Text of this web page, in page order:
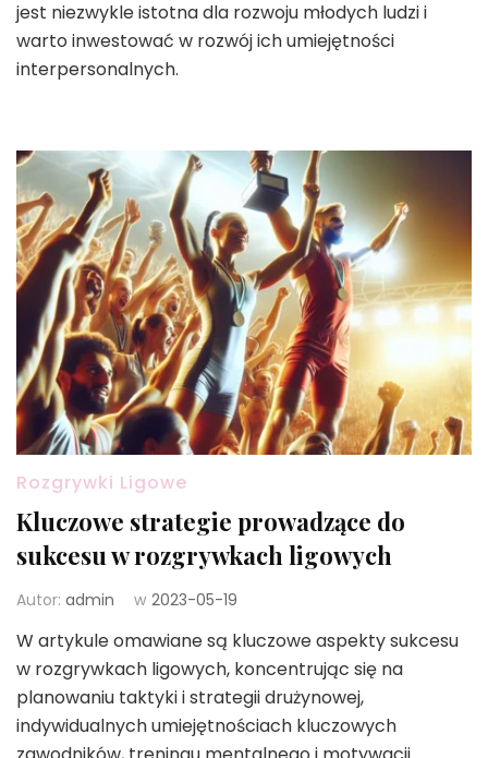
jest niezwykle istotna dla rozwoju młodych ludzi i
warto inwestować w rozwój ich umiejętności
interpersonalnych.
Rozgrywki Ligowe
Kluczowe strategie prowadzące do
sukcesu w rozgrywkach ligowych
Autor: admin w 2023-05-19
W artykule omawiane są kluczowe aspekty sukcesu
w rozgrywkach ligowych, koncentrując się na
planowaniu taktyki i strategii drużynowej,
indywidualnych umiejętnościach kluczowych